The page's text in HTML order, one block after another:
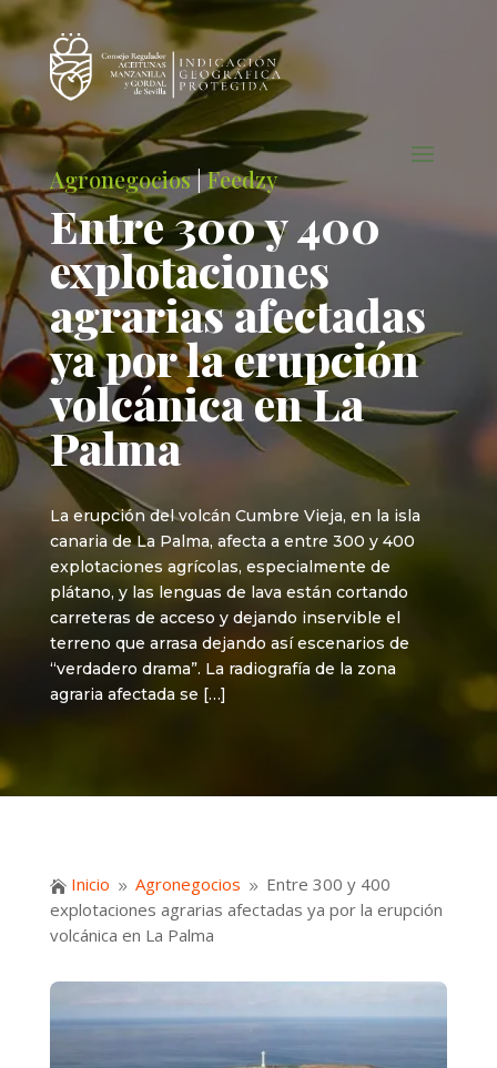
Agronegocios|Feedzy
Entre 300 y 400
explotaciones
agrarias afectadas
ya por la erupción
volcánica en La
Palma
La erupción del volcán Cumbre Vieja, en la isla
canaria de La Palma, afecta a entre 300 y 400
explotaciones agrícolas, especialmente de
plátano, y las lenguas de lava están cortando
carreteras de acceso y dejando inservible el
terreno que arrasa dejando así escenarios de
“verdadero drama”. La radiografía de la zona
agraria afectada se […]
 Inicio 9 Agronegocios 9 Entre 300 y 400
explotaciones agrarias afectadas ya por la erupción
volcánica en La Palma